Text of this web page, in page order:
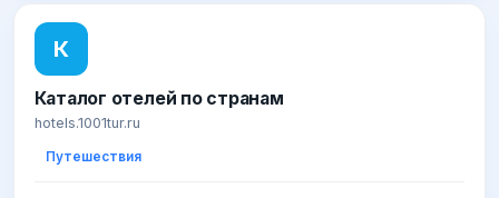
К
Каталог отелей по странам
hotels.1001tur.ru
Путешествия